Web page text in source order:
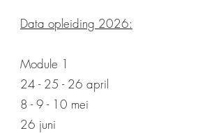
Data opleiding 2026:
Module 1
24 - 25 - 26 april
8 - 9 - 10 mei
26 juni